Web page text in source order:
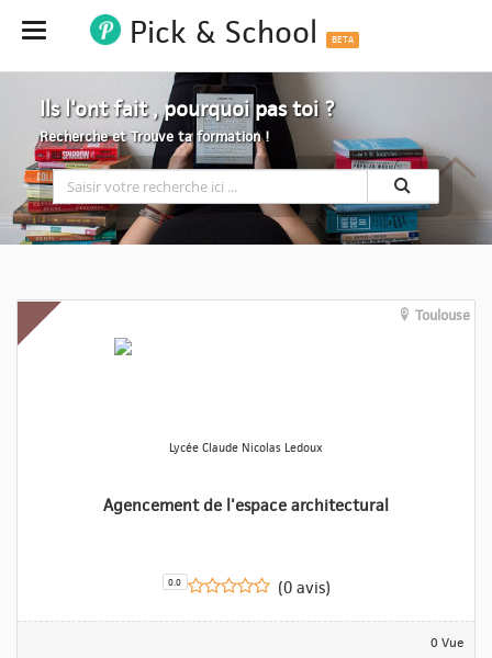
Hide Pick & School BETA
Ils l'ont fait , pourquoi pas toi ?
Recherche et Trouve ta formation !
Toulouse
Lycée Claude Nicolas Ledoux
Agencement de l'espace architectural
0.0 (0 avis)
0 Vue